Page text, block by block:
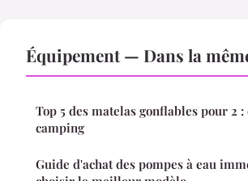
Équipement — Dans la
Top 5 des matelas gonflables pour 2
camping
Guide d'achat des pompes à eau